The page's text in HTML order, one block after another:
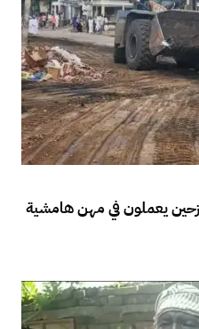
يعملون في مهن هامشية